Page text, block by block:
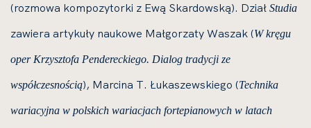
(rozmowa kompozytorki z Ewą Skardowską). Dział Studia
zawiera artykuły naukowe Małgorzaty Waszak (W kręgu
oper Krzysztofa Pendereckiego. Dialog tradycji ze
współczesnością), Marcina T. Łukaszewskiego (Technika
wariacyjna w polskich wariacjach fortepianowych w latach